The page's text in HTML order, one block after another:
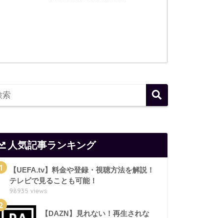
人気記事ランキング
1
【UEFA.tv】料金や登録・視聴方法を解説！
テレビで見ることも可能！
98935 views
【DAZN】見れない！再生されな